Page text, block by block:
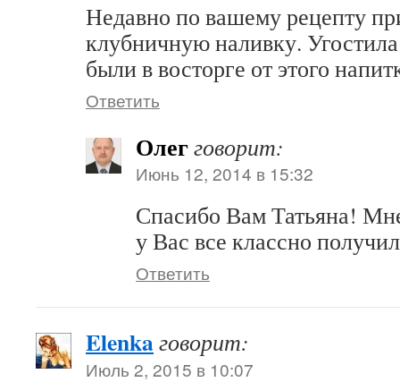
Недавно по вашему рецепту
клубничную наливку.
были в восторге от этого
Ответить
Олегговорит:
Июнь 12, 2014 в 15:32
Спасибо Вам Татьяна!
у Вас все классно
Ответить
Elenkaговорит:
Июль 2, 2015 в 10:07